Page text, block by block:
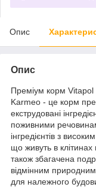
Опис
Опис
Преміум корм
Karmeo - це корм
екструдовані
поживними
інгредієнтів з
що живуть в
також збагачена
відмінним
для належного